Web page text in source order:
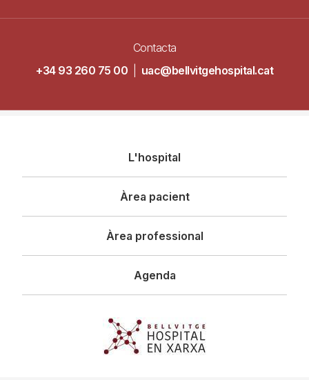
Contacta
+34 93 260 75 00
uac@bellvitgehospital.cat
principal
L'hospital
Àrea pacient
Àrea professional
Agenda